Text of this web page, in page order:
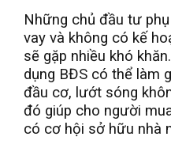
Những chủ đầu tư
vay và không có kế
sẽ gặp nhiều khó
dụng BĐS có thể làm
đầu cơ, lướt sóng
đó giúp cho người
có cơ hội sở hữu nhà